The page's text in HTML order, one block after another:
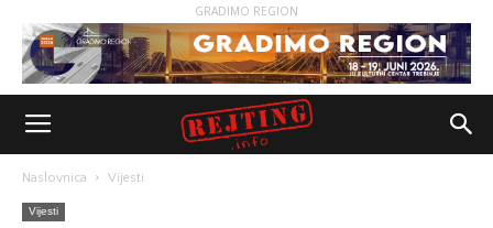
GRADIMO REGION
Naslovnica Vijesti
Vijesti